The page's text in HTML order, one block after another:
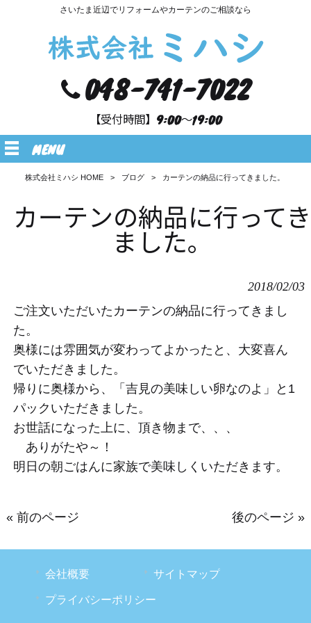
さいたま近辺でリフォームやカーテンのご相談なら
048-741-7022
【受付時間】9:00～19:00
MENU
株式会社ミハシ HOME > ブログ > カーテンの納品に行ってきました。
カーテンの納品に行ってき
ました。
2018/02/03
ご注文いただいたカーテンの納品に行ってきまし
た。
奥様には雰囲気が変わってよかったと、大変喜ん
でいただきました。
帰りに奥様から、「吉見の美味しい卵なのよ」と1
パックいただきました。
お世話になった上に、頂き物まで、、、
ありがたや～！
明日の朝ごはんに家族で美味しくいただきます。
« 前のページ 後のページ »
会社概要 サイトマップ
プライバシーポリシー